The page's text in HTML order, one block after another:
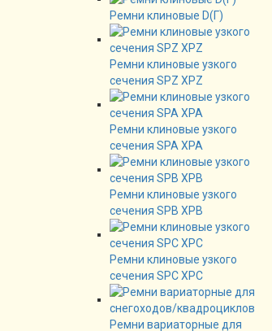
Ремни клиновые D(Г)
Ремни клиновые узкого
сечения SPZ XPZ
Ремни клиновые узкого
сечения SPA XPA
Ремни клиновые узкого
сечения SPB XPB
Ремни клиновые узкого
сечения SPC XPC
Ремни вариаторные для